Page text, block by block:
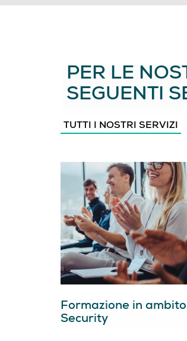
PER LE
SEGUENTI
TUTTI I NOSTRI SERVIZI
Formazione in
Security